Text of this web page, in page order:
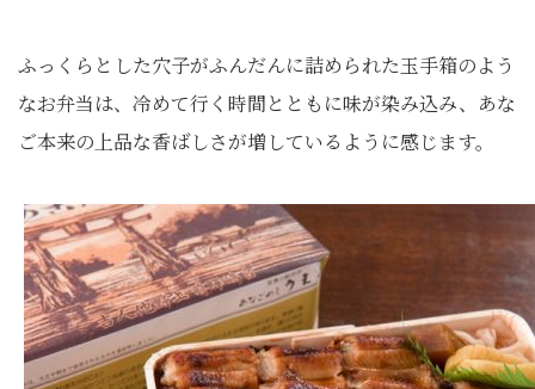
ふっくらとした穴子がふんだんに詰められた玉手箱のよう
なお弁当は、冷めて行く時間とともに味が染み込み、あな
ご本来の上品な香ばしさが増しているように感じます。